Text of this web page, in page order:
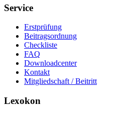
Service
Erstprüfung
Beitragsordnung
Checkliste
FAQ
Downloadcenter
Kontakt
Mitgliedschaft / Beitritt
Lexokon